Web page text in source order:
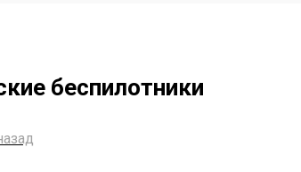
беспилотники